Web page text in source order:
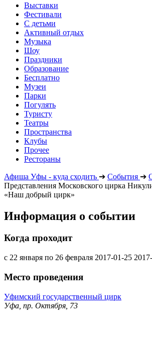
Выставки
Фестивали
С детьми
Активный отдых
Музыка
Шоу
Праздники
Образование
Бесплатно
Музеи
Парки
Погулять
Туристу
Театры
Пространства
Клубы
Прочее
Рестораны
Афиша Уфы - куда сходить ➔ События ➔
Представления Московского цирка
«Наш добрый цирк»
Информация о событии
Когда проходит
с 22 января по 26 февраля 2017-01-25
Место проведения
Уфимский государственный цирк
Уфа, пр. Октября, 73